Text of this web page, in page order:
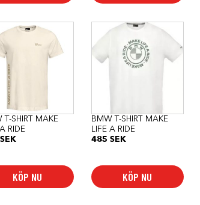
T-SHIRT MAKE
RIDE
SEK
KÖP NU
BMW T-SHIRT MAKE
LIFE A RIDE
485 SEK
KÖP NU
här
produkten
flera
kan
väljas
på
produktsidan